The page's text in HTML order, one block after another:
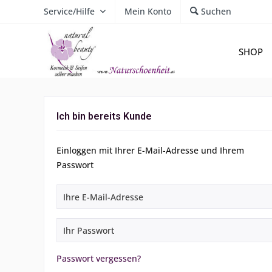
Service/Hilfe Mein Konto Suchen
SHOP
Ich bin bereits Kunde
Einloggen mit Ihrer E-Mail-Adresse und Ihrem
Passwort
Passwort vergessen?